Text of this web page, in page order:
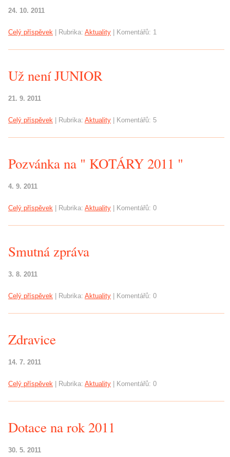
24. 10. 2011
Celý příspěvek Rubrika: Aktuality Komentářů: 1
Už není JUNIOR
21. 9. 2011
Celý příspěvek Rubrika: Aktuality Komentářů: 5
Pozvánka na " KOTÁRY 2011 "
4. 9. 2011
Celý příspěvek Rubrika: Aktuality Komentářů: 0
Smutná zpráva
3. 8. 2011
Celý příspěvek Rubrika: Aktuality Komentářů: 0
Zdravice
14. 7. 2011
Celý příspěvek Rubrika: Aktuality Komentářů: 0
Dotace na rok 2011
30. 5. 2011